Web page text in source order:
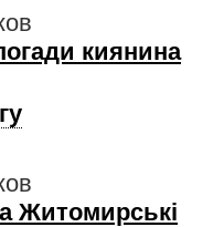
киянина
Житомирські